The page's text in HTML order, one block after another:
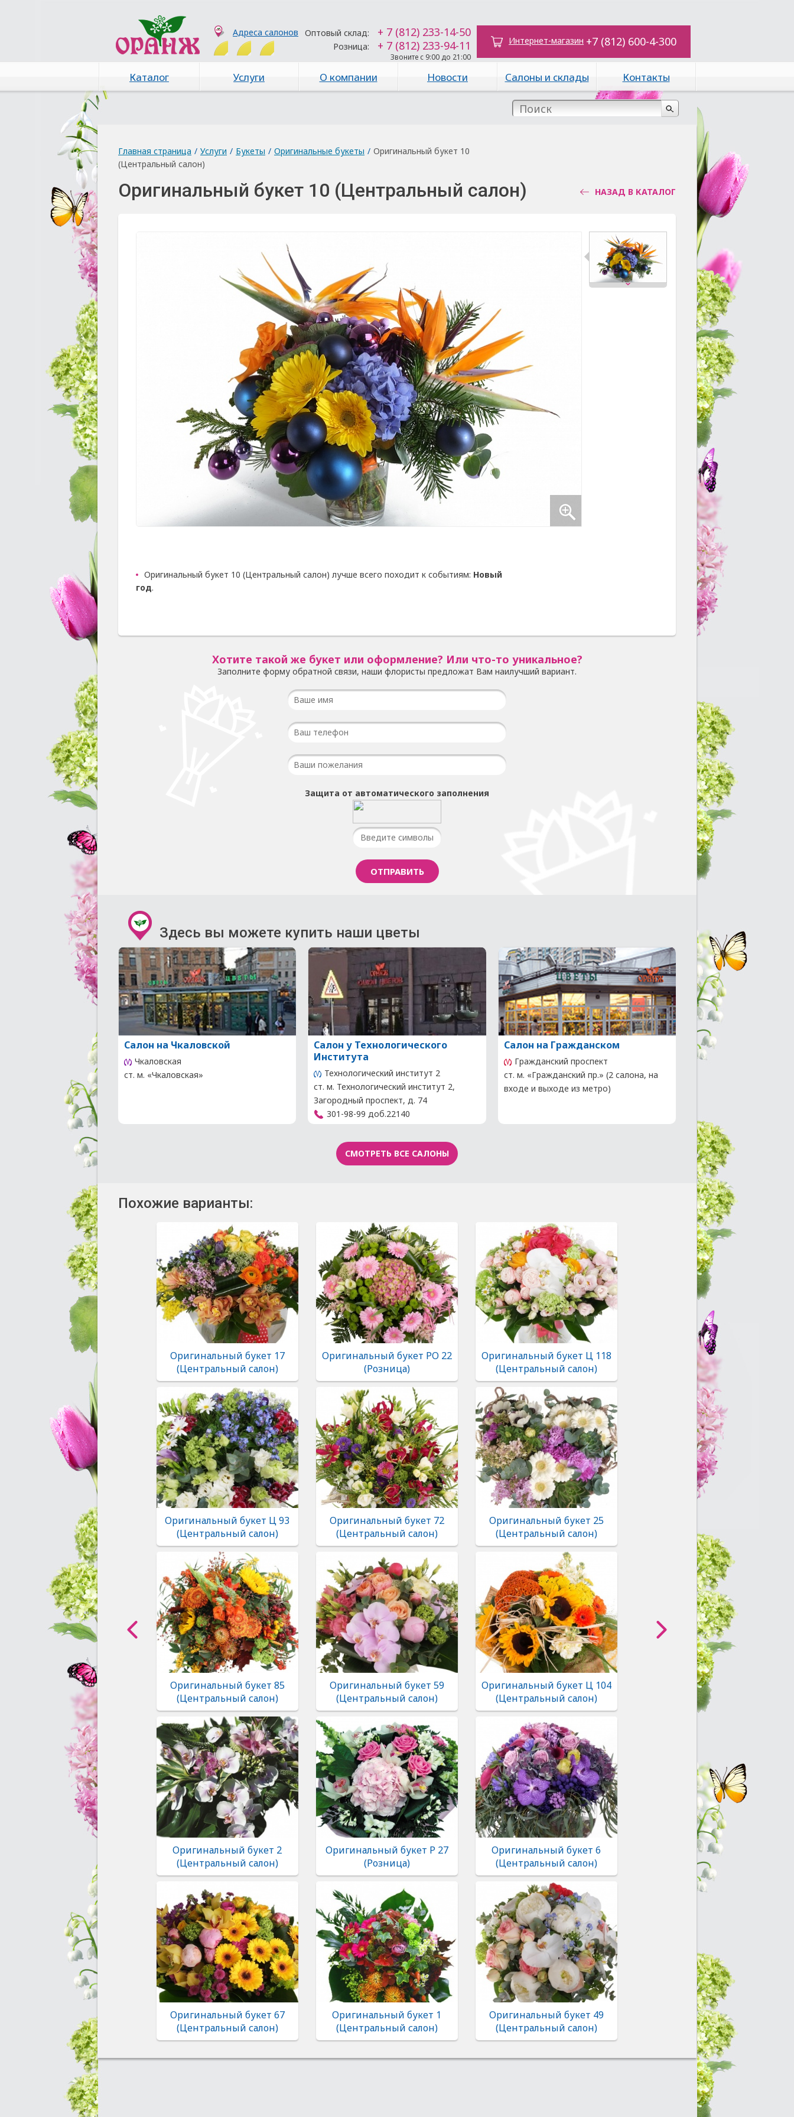
Адреса салонов Оптовый склад: + 7 (812) 233-14-50
Розница: + 7 (812) 233-94-11
Звоните с 9:00 до 21:00
Интернет-магазин +7 (812) 600-4-300
Каталог Услуги О компании Новости Салоны и склады Контакты
Главная страница / Услуги / Букеты / Оригинальные букеты / Оригинальный букет 10
(Центральный салон)
Оригинальный букет 10 (Центральный салон) НАЗАД В КАТАЛОГ
Оригинальный букет 10 (Центральный салон) лучше всего походит к событиям: Новый
год.
Хотите такой же букет или оформление? Или что-то уникальное?
Заполните форму обратной связи, наши флористы предложат Вам наилучший вариант.
Защита от автоматического заполнения
Здесь вы можете купить наши цветы
Салон на Чкаловской
Чкаловская
ст. м. «Чкаловская»
Салон у Технологического
Института
Технологический институт 2
ст. м. Технологический институт 2,
Загородный проспект, д. 74
301-98-99 доб.22140
Салон на Гражданском
Гражданский проспект
ст. м. «Гражданский пр.» (2 салона, на
входе и выходе из метро)
СМОТРЕТЬ ВСЕ САЛОНЫ
Похожие варианты:
Оригинальный букет 17
(Центральный салон)
Оригинальный букет РО 22
(Розница)
Оригинальный букет Ц 118
(Центральный салон)
Оригинальный букет Ц 93
(Центральный салон)
Оригинальный букет 72
(Центральный салон)
Оригинальный букет 25
(Центральный салон)
Оригинальный букет 85
(Центральный салон)
Оригинальный букет 59
(Центральный салон)
Оригинальный букет Ц 104
(Центральный салон)
Оригинальный букет 2
(Центральный салон)
Оригинальный букет Р 27
(Розница)
Оригинальный букет 6
(Центральный салон)
Оригинальный букет 67
(Центральный салон)
Оригинальный букет 1
(Центральный салон)
Оригинальный букет 49
(Центральный салон)